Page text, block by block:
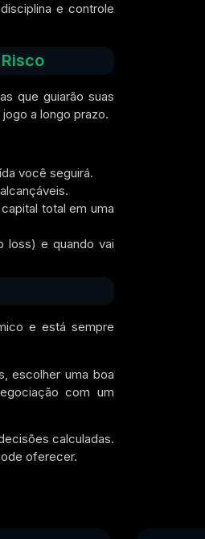
e controle
que guiarão suas
a longo prazo.
você seguirá.
total em uma
loss) e quando vai
e está sempre
escolher uma boa
com um
calculadas.
oferecer.